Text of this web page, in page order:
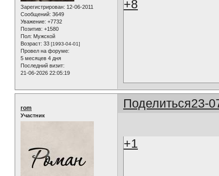
Зарегистрирован: 12-06-2011
Сообщений: 3649
Уважение: +7732
Позитив: +1580
Пол: Мужской
Возраст: 33 [1993-04-01]
Провел на форуме:
5 месяцев 4 дня
Последний визит:
21-06-2026 22:05:19
+8
Поделиться23-
rom
Участник
+1